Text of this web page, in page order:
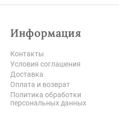
Информация
Контакты
Условия соглашения
Доставка
Оплата и возврат
Политика обработки
персональных данных